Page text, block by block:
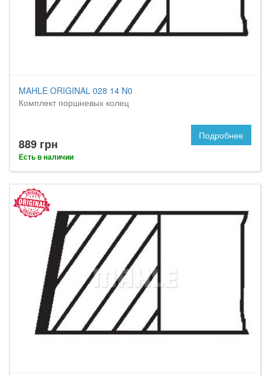
MAHLE ORIGINAL 028 14 N0
Комплект поршневых колец
889 грн
Есть в наличии
Подробнее